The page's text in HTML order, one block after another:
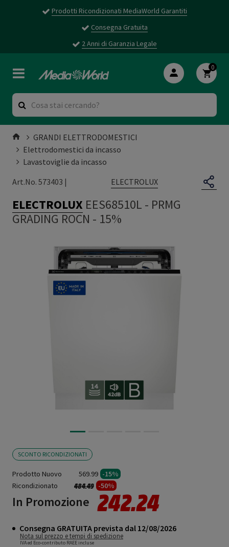
Prodotti Ricondizionati MediaWorld Garantiti
Consegna Gratuita
2 Anni di Garanzia Legale
0
GRANDI ELETTRODOMESTICI
Elettrodomestici da incasso
Lavastoviglie da incasso
Art.No. 573403 |
ELECTROLUX
ELECTROLUX EES68510L - PRMG
GRADING ROCN - 15%
SCONTO RICONDIZIONATI
Prodotto Nuovo 569.99 -15%
Ricondizionato
Prezzo ridotto da
484.49a -50%
In Promozione 242.24
Consegna GRATUITA prevista dal 12/08/2026
Nota sul prezzo e tempi di spedizione
IVA ed Eco-contributo RAEE incluse